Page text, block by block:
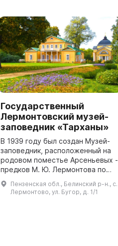
Государственный
Лермонтовский музей-
заповедник «Тарханы»
В 1939 году был создан Музей-
заповедник, расположенный на
родовом поместье Арсеньевых -
предков М. Ю. Лермонтова по
материнской линии. Он
располагается на площади 197
га. Коллекционный фонд музея
Пензенская обл., Белинский р-н., с.
Лермонтово, ул. Бугор, д. 1/1